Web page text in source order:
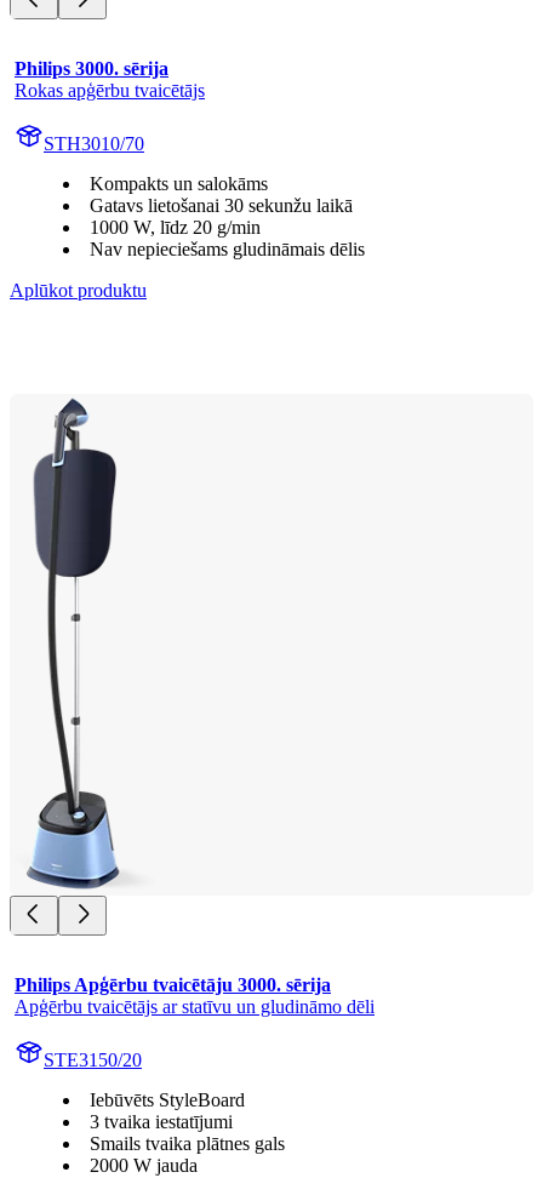
Philips 3000. sērija
Rokas apģērbu tvaicētājs
STH3010/70
Kompakts un salokāms
Gatavs lietošanai 30 sekunžu laikā
1000 W, līdz 20 g/min
Nav nepieciešams gludināmais dēlis
Aplūkot produktu
Philips Apģērbu tvaicētāju 3000. sērija
Apģērbu tvaicētājs ar statīvu un gludināmo dēli
STE3150/20
Iebūvēts StyleBoard
3 tvaika iestatījumi
Smails tvaika plātnes gals
2000 W jauda